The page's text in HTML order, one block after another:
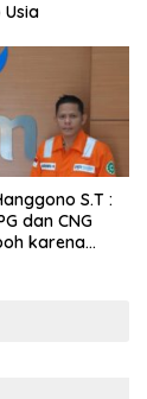
S.T :
dan CNG
karena